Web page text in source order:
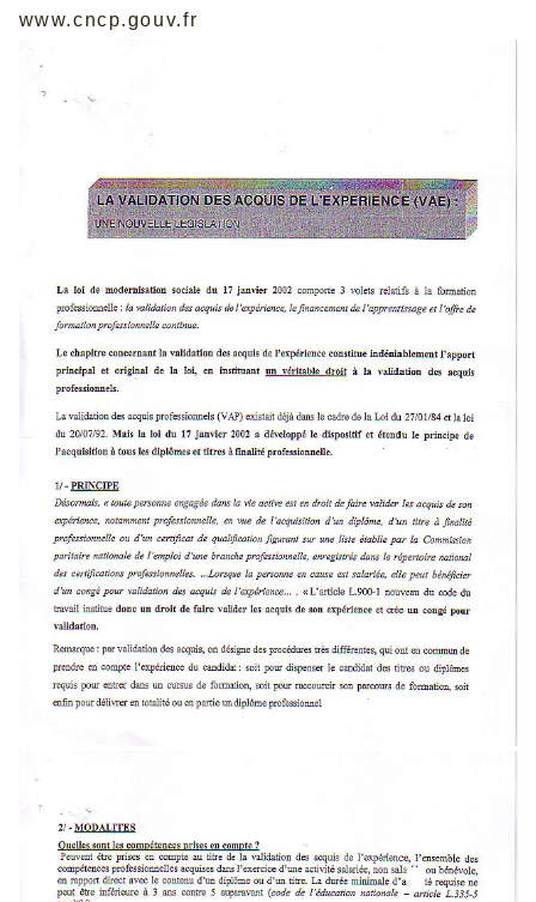
www.cncp.gouv.fr